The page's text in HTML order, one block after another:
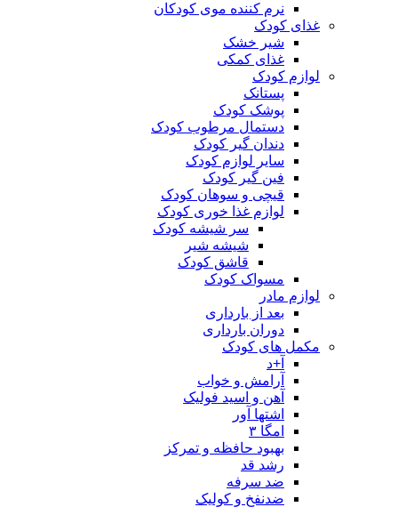
نرم کننده موی کودکان
غذای کودک
شیر خشک
غذای کمکی
لوازم کودک
پستانک
پوشک کودک
دستمال مرطوب کودک
دندان گیر کودک
سایر لوازم کودک
فین گیر کودک
قیچی و سوهان کودک
لوازم غذا خوری کودک
سر شیشه کودک
شیشه شیر
قاشق کودک
مسواک کودک
لوازم مادر
بعد از بارداری
دوران بارداری
مکمل های کودک
آ+د
آرامش و خواب
آهن و اسید فولیک
اشتها آور
امگا ۳
بهبود حافظه و تمرکز
رشد قد
ضد سرفه
ضدنفخ و کولیک